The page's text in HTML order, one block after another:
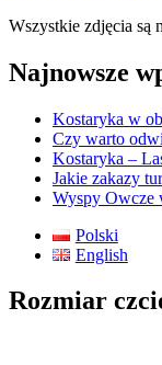
Wszystkie zdjęcia są
Najnowsze
Kostaryka w
Czy warto
Kostaryka –
Jakie zakazy
Wyspy Owcze
Polski
English
Rozmiar